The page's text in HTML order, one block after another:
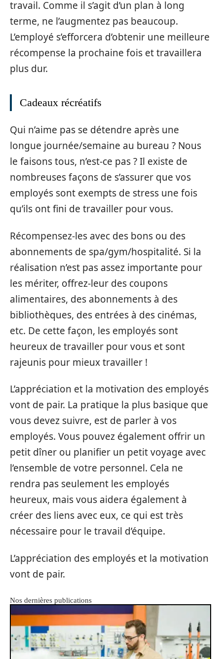
travail. Comme il s’agit d’un plan à long
terme, ne l’augmentez pas beaucoup.
L’employé s’efforcera d’obtenir une meilleure
récompense la prochaine fois et travaillera
plus dur.
Cadeaux récréatifs
Qui n’aime pas se détendre après une
longue journée/semaine au bureau ? Nous
le faisons tous, n’est-ce pas ? Il existe de
nombreuses façons de s’assurer que vos
employés sont exempts de stress une fois
qu’ils ont fini de travailler pour vous.
Récompensez-les avec des bons ou des
abonnements de spa/gym/hospitalité. Si la
réalisation n’est pas assez importante pour
les mériter, offrez-leur des coupons
alimentaires, des abonnements à des
bibliothèques, des entrées à des cinémas,
etc. De cette façon, les employés sont
heureux de travailler pour vous et sont
rajeunis pour mieux travailler !
L’appréciation et la motivation des employés
vont de pair. La pratique la plus basique que
vous devez suivre, est de parler à vos
employés. Vous pouvez également offrir un
petit dîner ou planifier un petit voyage avec
l’ensemble de votre personnel. Cela ne
rendra pas seulement les employés
heureux, mais vous aidera également à
créer des liens avec eux, ce qui est très
nécessaire pour le travail d’équipe.
L’appréciation des employés et la motivation
vont de pair.
Nos dernières publications